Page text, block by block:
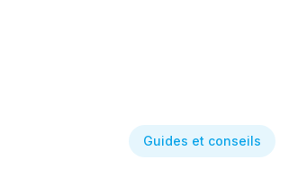
Guides et conseils